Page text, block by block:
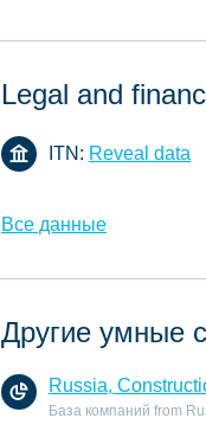
Legal and
ITN: Reveal data
Все данные
Другие умные
Russia,
База компаний from